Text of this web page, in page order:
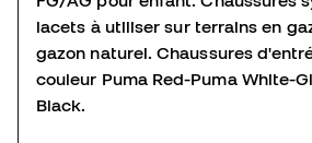
lacets à utiliser sur terrains en
gazon naturel. Chaussures
couleur Puma Red-Puma White-
Black.